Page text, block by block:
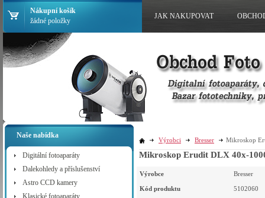
Naše nabídka
Digitální fotoaparáty
Dalekohledy a příslušenství
Astro CCD kamery
Klasické fotoaparáty
Výrobci Bresser Mikroskop
Mikroskop Erudit DLX 40x-
Výrobce Bresser
Kód produktu 5102060
Nákupní košík
žádné položky
JAK NAKUPOVAT